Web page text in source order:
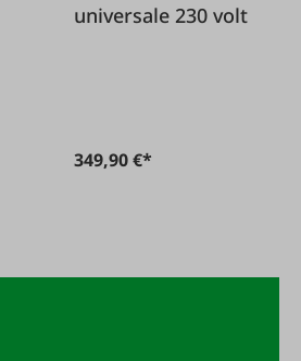
universale 230 volt
349,90 €*